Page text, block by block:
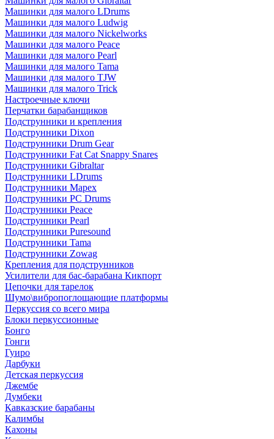
Машинки для малого LDrums
Машинки для малого Ludwig
Машинки для малого Nickelworks
Машинки для малого Peace
Машинки для малого Pearl
Машинки для малого Tama
Машинки для малого TJW
Машинки для малого Trick
Настроечные ключи
Перчатки барабанщиков
Подструнники и крепления
Подструнники Dixon
Подструнники Drum Gear
Подструнники Fat Cat Snappy Snares
Подструнники Gibraltar
Подструнники LDrums
Подструнники Mapex
Подструнники PC Drums
Подструнники Peace
Подструнники Pearl
Подструнники Puresound
Подструнники Tama
Подструнники Zowag
Крепления для подструнников
Усилители для бас-барабана Кикпорт
Цепочки для тарелок
Шумо\вибропоглощающие платформы
Перкуссия со всего мира
Блоки перкуссионные
Бонго
Гонги
Гуиро
Дарбуки
Детская перкуссия
Джембе
Думбеки
Кавказские барабаны
Калимбы
Кахоны